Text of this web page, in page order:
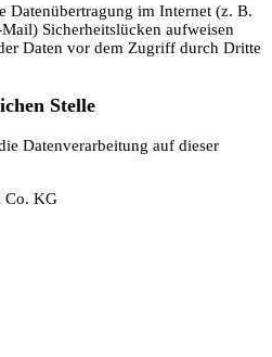
Datenübertragung im Internet (z. B.
Sicherheitslücken aufweisen
Daten vor dem Zugriff durch Dritte
Stelle
Datenverarbeitung auf dieser
Co. KG